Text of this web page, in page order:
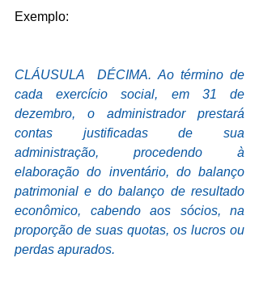
Exemplo:
CLÁUSULA  DÉCIMA. Ao término de
cada exercício social, em 31 de
dezembro, o administrador prestará
contas justificadas de sua
administração, procedendo à
elaboração do inventário, do balanço
patrimonial e do balanço de resultado
econômico, cabendo aos sócios, na
proporção de suas quotas, os lucros ou
perdas apurados.